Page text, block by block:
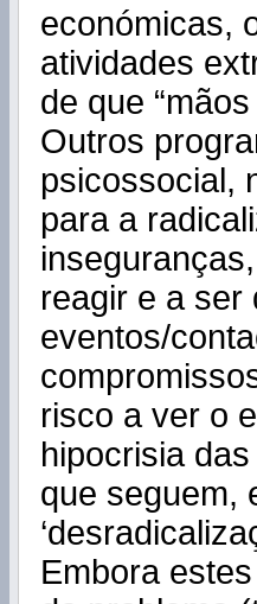
económicas,
atividades
de que
Outros
psicossocial,
para a
reagir e a ser
eventos/
risco a ver o
hipocrisia
que seguem,
Embora